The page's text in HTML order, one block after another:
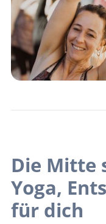
Die Mitte
Yoga,
für dich